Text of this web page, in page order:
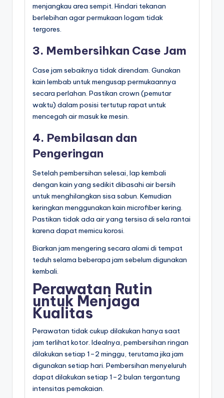
menjangkau area sempit. Hindari tekanan
berlebihan agar permukaan logam tidak
tergores.
3. Membersihkan Case Jam
Case jam sebaiknya tidak direndam. Gunakan
kain lembab untuk mengusap permukaannya
secara perlahan. Pastikan crown (pemutar
waktu) dalam posisi tertutup rapat untuk
mencegah air masuk ke mesin.
4. Pembilasan dan
Pengeringan
Setelah pembersihan selesai, lap kembali
dengan kain yang sedikit dibasahi air bersih
untuk menghilangkan sisa sabun. Kemudian
keringkan menggunakan kain microfiber kering.
Pastikan tidak ada air yang tersisa di sela rantai
karena dapat memicu korosi.
Biarkan jam mengering secara alami di tempat
teduh selama beberapa jam sebelum digunakan
kembali.
Perawatan Rutin
untuk Menjaga
Kualitas
Perawatan tidak cukup dilakukan hanya saat
jam terlihat kotor. Idealnya, pembersihan ringan
dilakukan setiap 1–2 minggu, terutama jika jam
digunakan setiap hari. Pembersihan menyeluruh
dapat dilakukan setiap 1–2 bulan tergantung
intensitas pemakaian.